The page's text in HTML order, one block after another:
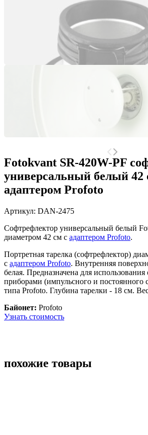
Fotokvant SR-420W-PF
универсальный белый 42
адаптером Profoto
Артикул: DAN-2475
Софтрефлектор универсальный белый
диаметром 42 см c адаптером Profoto.
Портретная тарелка (софтрефлектор)
с адаптером Profoto. Внутренняя
белая. Предназначена для
приборами (импульсного и постоянного
типа Profoto. Глубина тарелки - 18 см.
Байонет: Profoto
Узнать стоимость
похожие товары